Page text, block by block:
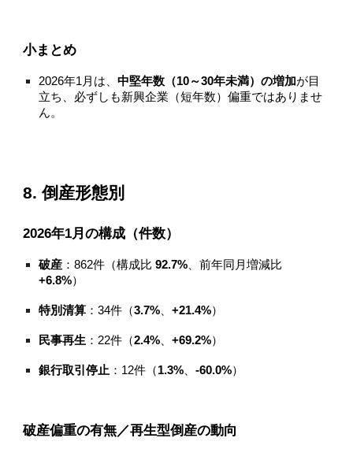
小まとめ
2026年1月は、中堅年数（10～30年未満）の増加が目
立ち、必ずしも新興企業（短年数）偏重ではありませ
ん。
8. 倒産形態別
2026年1月の構成（件数）
破産 ：862件（構成比92.7% 、前年同月増減比
+6.8%）
特別清算 ：34件（3.7% 、+21.4%）
民事再生 ：22件（2.4% 、+69.2%）
銀行取引停止 ：12件（1.3% 、-60.0%）
破産偏重の有無／再生型倒産の動向